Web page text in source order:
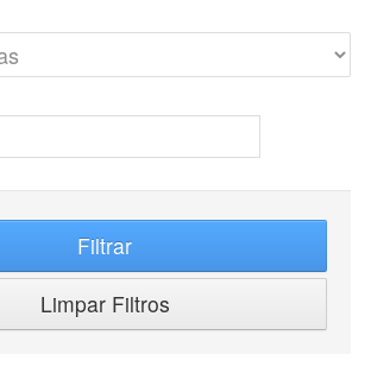
Filtrar
Limpar Filtros